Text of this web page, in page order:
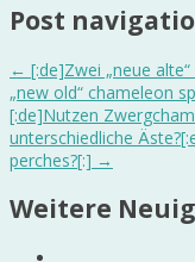
Post
← [:de]Zwei „neue
„new old“ chameleon
[:de]Nutzen
unterschiedliche
perches?[:] →
Weitere